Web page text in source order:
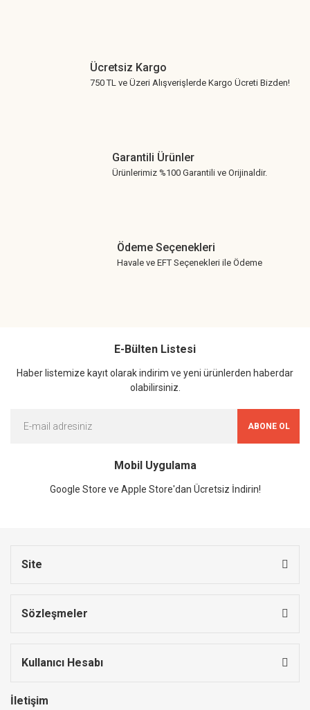
Ücretsiz Kargo
750 TL ve Üzeri Alışverişlerde Kargo Ücreti Bizden!
Garantili Ürünler
Ürünlerimiz %100 Garantili ve Orijinaldir.
Ödeme Seçenekleri
Havale ve EFT Seçenekleri ile Ödeme
E-Bülten Listesi
Haber listemize kayıt olarak indirim ve yeni ürünlerden haberdar
olabilirsiniz.
ABONE OL
Mobil Uygulama
Google Store ve Apple Store'dan Ücretsiz İndirin!
Site
Sözleşmeler
Kullanıcı Hesabı
İletişim